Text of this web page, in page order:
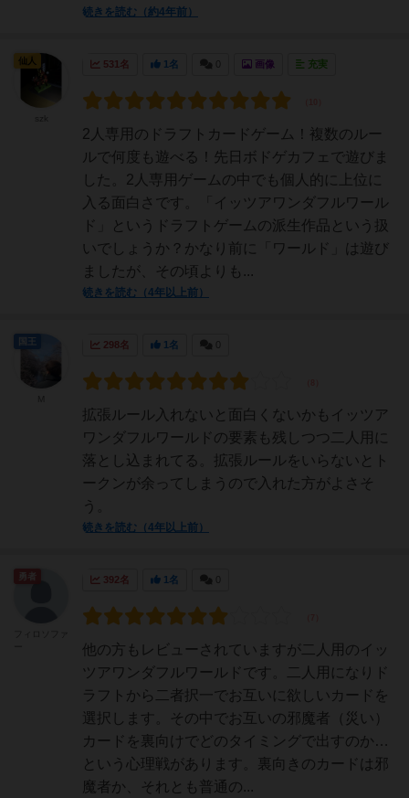
続きを読む（約4年前）
531名 1名 画像 充実
2人専用のドラフトカードゲーム！複数のルー
ルで何度も遊べる！先日ボドゲカフェで遊びま
した。2人専用ゲームの中でも個人的に上位に
入る面白さです。「イッツアワンダフルワール
ド」というドラフトゲームの派生作品という扱
いでしょうか？かなり前に「ワールド」は遊び
ましたが、その頃よりも...
続きを読む（4年以上前）
仙人
298名 1名
拡張ルール入れないと面白くないかもイッツア
ワンダフルワールドの要素も残しつつ二人用に
落とし込まれてる。拡張ルールをいらないとト
ークンが余ってしまうので入れた方がよさそ
う。
続きを読む（4年以上前）
国王
392名 1名
他の方もレビューされていますが二人用のイッ
ツアワンダフルワールドです。二人用になりド
ラフトから二者択一でお互いに欲しいカードを
選択します。その中でお互いの邪魔者（災い）
カードを裏向けでどのタイミングで出すのか…
という心理戦があります。裏向きのカードは邪
魔者か、それとも普通の...
勇者